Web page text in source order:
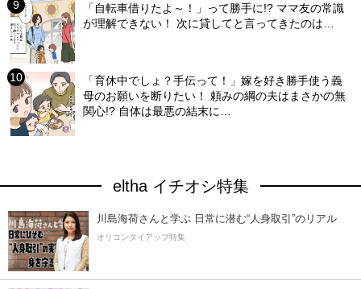
「自転車借りたよ～！」って勝手に!? ママ友の常識
が理解できない！ 次に貸してと言ってきたのは…
「育休中でしょ？手伝って！」嫁を好き勝手使う義
母のお願いを断りたい！ 頼みの綱の夫はまさかの無
関心!? 自体は最悪の結末に…
eltha イチオシ特集
川島海荷さんと学ぶ 日常に潜む“人身取引”のリアル
オリコンタイアップ特集